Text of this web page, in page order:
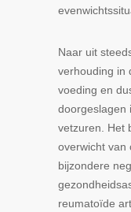
Naar uit
verhouding in
voeding en
doorgeslagen
vetzuren. Het
overwicht van
bijzondere
reumatoïde